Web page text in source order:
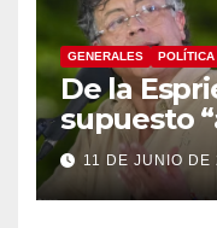
GENERALES POLÍTICA
De la
supuesto
a Petro
11 DE JUNIO DE